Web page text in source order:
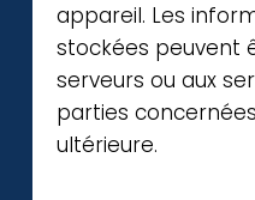
appareil. Les
stockées peuvent
serveurs ou aux
parties
ultérieure.